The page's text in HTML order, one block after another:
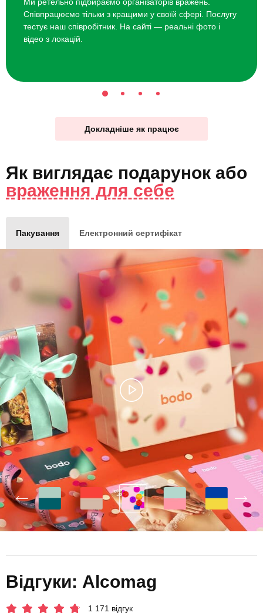
Співпрацюємо тільки з кращими у своїй сфері. Послугу
тестує наш співробітник. На сайті — реальні фото і
відео з локацій.
Докладніше як працює
Як виглядає подарунок або
враження для себе
Пакування Електронний сертифікат
Відгуки: Alcomag
1 171 відгук